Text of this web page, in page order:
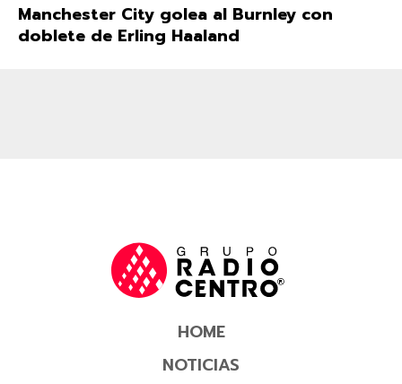
Manchester City golea al Burnley con
doblete de Erling Haaland
HOME
NOTICIAS